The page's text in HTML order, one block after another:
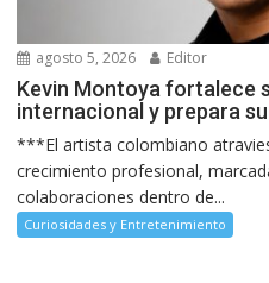
agosto 5, 2026 Editor
Kevin Montoya fortalece
internacional y prepara
***El artista colombiano
crecimiento profesional,
colaboraciones dentro de...
Curiosidades y Entretenimiento